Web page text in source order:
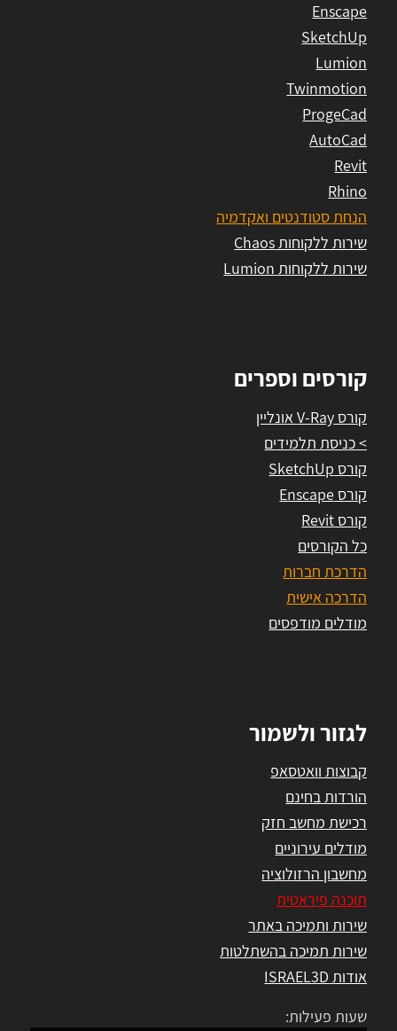
Enscape
SketchUp
Lumion
Twinmotion
ProgeCad
AutoCad
Revit
Rhino
הנחת סטודנטים ואקדמיה
שירות ללקוחות Chaos
שירות ללקוחות Lumion
קורסים וספרים
קורס V-Ray אונליין
> כניסת תלמידים
קורס SketchUp
קורס Enscape
קורס Revit
כל הקורסים
הדרכת חברות
הדרכה אישית
מודלים מודפסים
לגזור ולשמור
קבוצות וואטסאפ
הורדות בחינם
רכישת מחשב חזק
מודלים עירוניים
מחשבון הרזולוציה
תוכנה פיראטית
שירות ותמיכה באתר
שירות תמיכה בהשתלטות
אודות ISRAEL3D
שעות פעילות: